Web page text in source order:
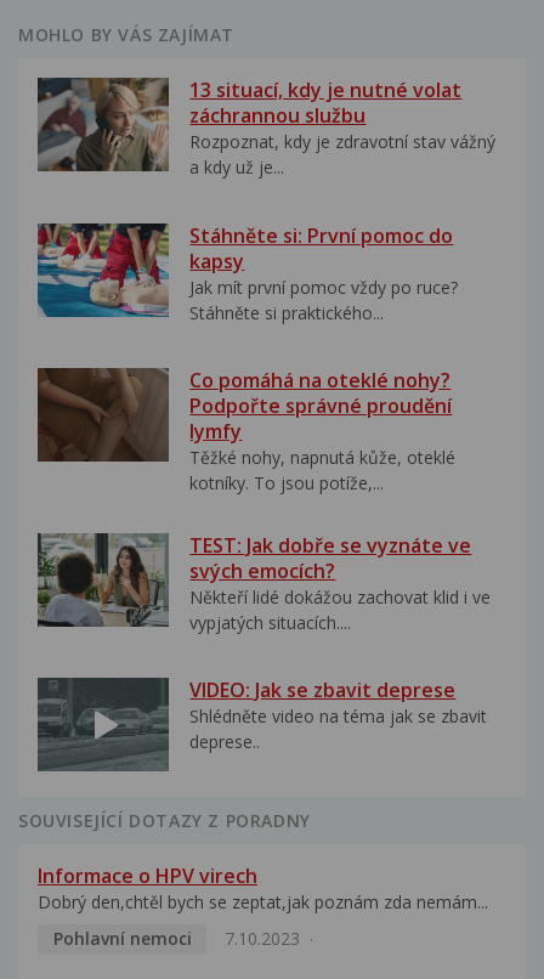
MOHLO BY VÁS ZAJÍMAT
13 situací, kdy je nutné volat
záchrannou službu
Rozpoznat, kdy je zdravotní stav vážný
a kdy už je...
Stáhněte si: První pomoc do
kapsy
Jak mít první pomoc vždy po ruce?
Stáhněte si praktického...
Co pomáhá na oteklé nohy?
Podpořte správné proudění
lymfy
Těžké nohy, napnutá kůže, oteklé
kotníky. To jsou potíže,...
TEST: Jak dobře se vyznáte ve
svých emocích?
Někteří lidé dokážou zachovat klid i ve
vypjatých situacích....
VIDEO: Jak se zbavit deprese
Shlédněte video na téma jak se zbavit
deprese..
SOUVISEJÍCÍ DOTAZY Z PORADNY
Informace o HPV virech
Dobrý den,chtěl bych se zeptat,jak poznám zda nemám...
Pohlavní nemoci
7.10.2023